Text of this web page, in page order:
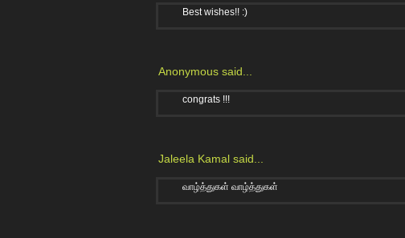
Best wishes!! :)
Anonymous said...
congrats !!!
Jaleela Kamal said...
வாழ்த்துகள் வாழ்த்துகள்